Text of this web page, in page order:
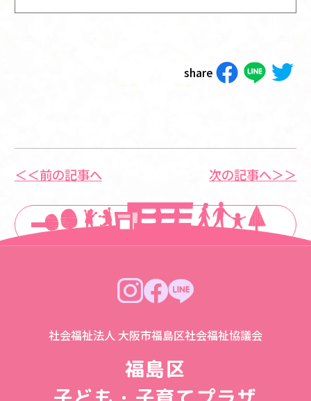
share
＜＜前の記事へ
一覧に戻る
次の記事へ＞＞
社会福祉法人 大阪市福島区社会福祉協議会
福島区